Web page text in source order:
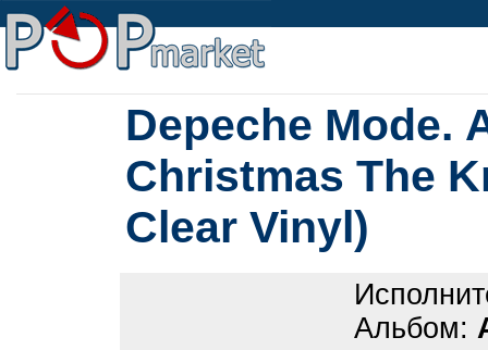
Depeche Mode.
Christmas The
Clear Vinyl)
Альбом: